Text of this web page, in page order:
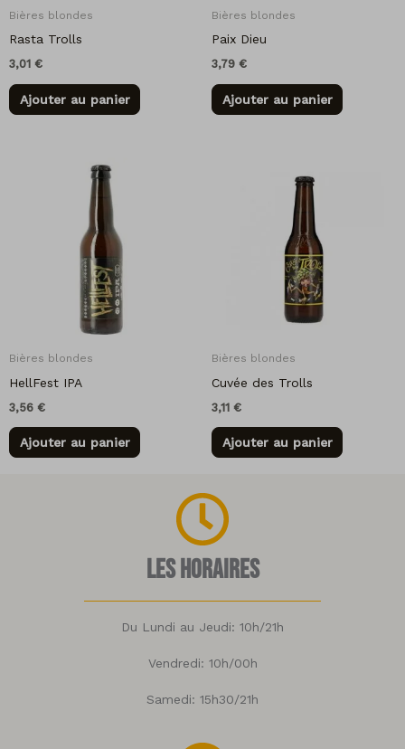
Bières blondes
Rasta Trolls
3,01 €
Ajouter au panier
Bières blondes
Paix Dieu
3,79 €
Ajouter au panier
Bières blondes
HellFest IPA
3,56 €
Ajouter au panier
Bières blondes
Cuvée des Trolls
3,11 €
Ajouter au panier
Les horaires
Du Lundi au Jeudi: 10h/21h
Vendredi: 10h/00h
Samedi: 15h30/21h